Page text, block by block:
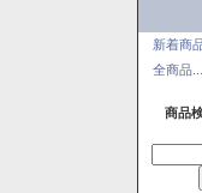
新着商品
全商品...
商品